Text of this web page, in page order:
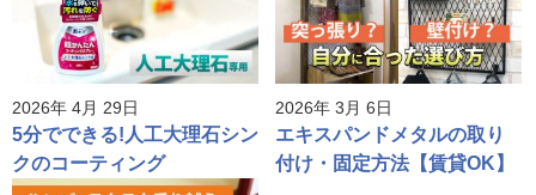
2026年 4月 29日
5分でできる!人工大理石シン
クのコーティング
2026年 3月 6日
エキスパンドメタルの取り
付け・固定方法【賃貸OK】